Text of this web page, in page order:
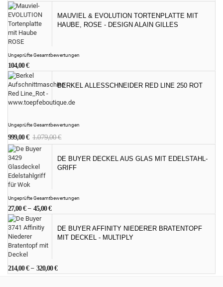
MAUVIEL & EVOLUTION TORTENPLATTE MIT
HAUBE, ROSE - DESIGN ALAIN GILLES
Ungeprüfte Gesamtbewertungen
104,00€
BERKEL ALLESSCHNEIDER RED LINE 250 ROT
Ungeprüfte Gesamtbewertungen
1.079,00€Ursprünglicher
Preis
1.079,00 €
999,00€
Aktueller
Preis
999,00 €.
DE BUYER DECKEL AUS GLAS MIT EDELSTAHL-
GRIFF
Ungeprüfte Gesamtbewertungen
27,00€– 45,00€
DE BUYER AFFINITY NIEDERER BRATENTOPF
MIT DECKEL - MULTIPLY
214,00€– 320,00€